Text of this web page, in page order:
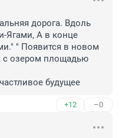
дорога. Вдоль
Ягами, А в конце
" Появится в новом
с озером площадью
будущее
+12 –0